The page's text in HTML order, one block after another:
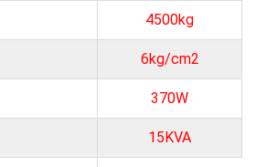
4500kg
6kg/cm2
370W
15KVA